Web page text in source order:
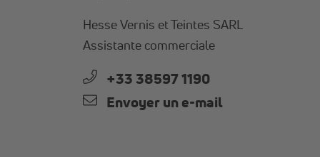
Hesse Vernis et Teintes SARL
Assistante commerciale
+33 38597 1190
Envoyer un e-mail